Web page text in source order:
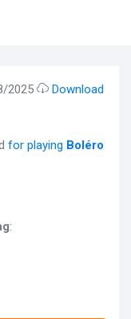
2025
Download
for playing Boléro
: